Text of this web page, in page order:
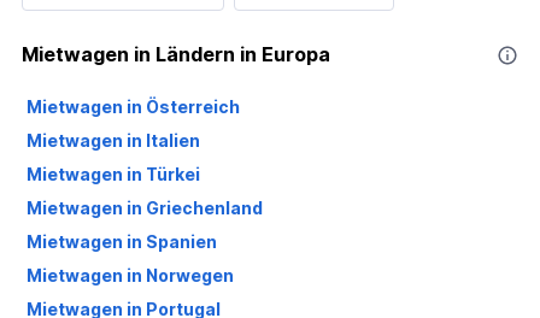
Mietwagen in Ländern in Europa
Mietwagen in Österreich
Mietwagen in Italien
Mietwagen in Türkei
Mietwagen in Griechenland
Mietwagen in Spanien
Mietwagen in Norwegen
Mietwagen in Portugal